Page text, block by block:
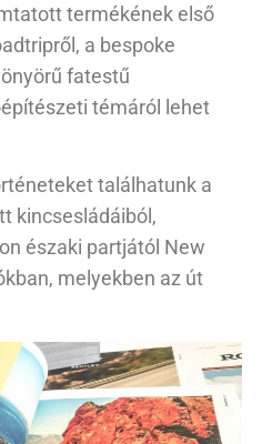
termékének első
a bespoke
fatestű
témáról lehet
találhatunk a
kincsesládáiból,
északi partjától New
melyekben az út